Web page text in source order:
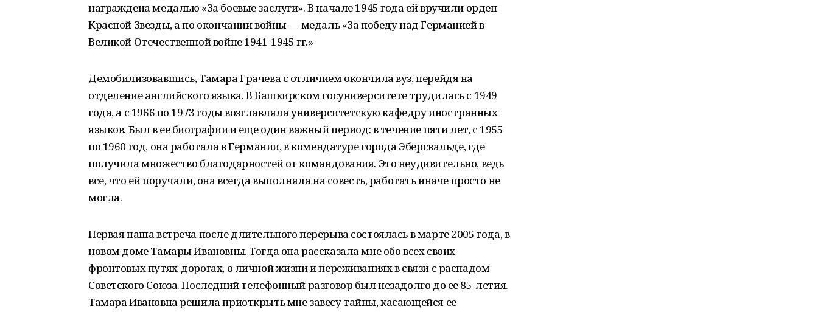
награждена медалью «За боевые заслуги». В начале 1945 года ей вручили орден
Красной Звезды, а по окончании войны — медаль «За победу над Германией в
Великой Отечественной войне 1941-1945 гг.»
Демобилизовавшись, Тамара Грачева с отличием окончила вуз, перейдя на
отделение английского языка. В Башкирском госуниверситете трудилась с 1949
года, а с 1966 по 1973 годы возглавляла университетскую кафедру иностранных
языков. Был в ее биографии и еще один важный период: в течение пяти лет, с 1955
по 1960 год, она работала в Германии, в комендатуре города Эберсвальде, где
получила множество благодарностей от командования. Это неудивительно, ведь
все, что ей поручали, она всегда выполняла на совесть, работать иначе просто не
могла.
Первая наша встреча после длительного перерыва состоялась в марте 2005 года, в
новом доме Тамары Ивановны. Тогда она рассказала мне обо всех своих
фронтовых путях-дорогах, о личной жизни и переживаниях в связи с распадом
Советского Союза. Последний телефонный разговор был незадолго до ее 85-летия.
Тамара Ивановна решила приоткрыть мне завесу тайны, касающейся ее